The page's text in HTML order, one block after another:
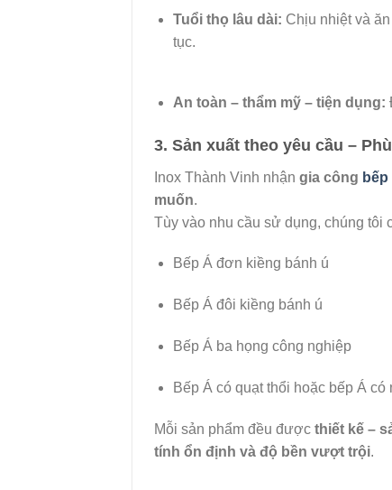
Tuổi thọ lâu dài: Chịu nhiệt và
tục.
An toàn – thẩm mỹ – tiện dụng:
3. Sản xuất theo yêu cầu –
Inox Thành Vinh nhận gia công
muốn.
Tùy vào nhu cầu sử dụng, chúng tôi
Bếp Á đơn kiềng bánh ú
Bếp Á đôi kiềng bánh ú
Bếp Á ba họng công nghiệp
Bếp Á có quạt thổi hoặc bếp Á
Mỗi sản phẩm đều được thiết kế –
tính ổn định và độ bền vượt trội.